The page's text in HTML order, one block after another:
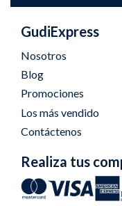
GudiExpress
Nosotros
Blog
Promociones
Los más vendido
Contáctenos
Realiza tus